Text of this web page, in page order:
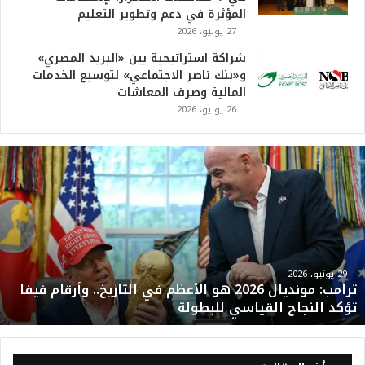
المؤثرة في دعم وتطوير التعليم
27 يوليو، 2026
شراكة استراتيجية بين «البريد المصري»
و«بنك ناصر الاجتماعي» لتوسيع الخدمات
المالية وصرف المعاشات
26 يوليو، 2026
ت
ر
ا
م
ب
:
م
و
ي
ا
29 يونيو، 2026
ترامب: مونديال 2026 هو الأعظم في التاريخ.. وأرقام فيفا
تؤكد النجاح القياسي للبطولة